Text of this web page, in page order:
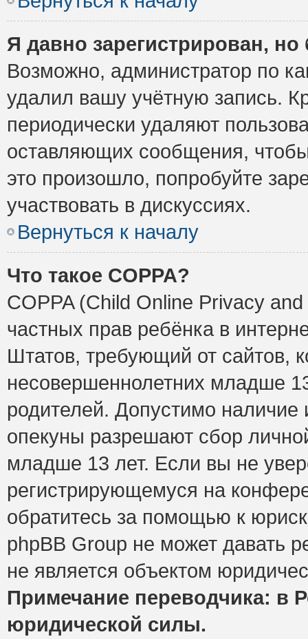
Я давно зарегистрирован,
Возможно, администратор по
удалил вашу учётную запись.
периодически удаляют
оставляющих сообщения,
это произошло, попробуйте
участвовать в дискуссиях.
Вернуться к началу
Что такое COPPA?
COPPA (Child Online Privacy
частных прав ребёнка в
Штатов, требующий от сайтов,
несовершеннолетних младше
родителей. Допустимо наличие
опекуны разрешают сбор
младше 13 лет. Если вы не
регистрирующемуся на
обратитесь за помощью к
phpBB Group не может давать
не является объектом
Примечание переводчика: в
юридической силы.